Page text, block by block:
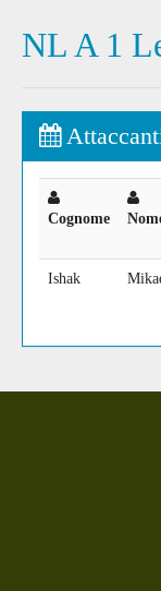
NL A 1
Cognome
Ishak